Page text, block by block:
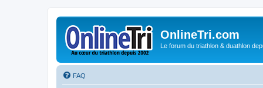
OnlineTri.com
Le forum du triathlon & duathlon
FAQ